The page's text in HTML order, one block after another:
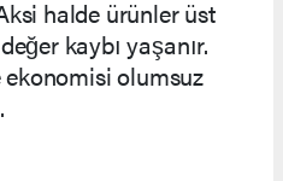
halde ürünler üst
kaybı yaşanır.
olumsuz